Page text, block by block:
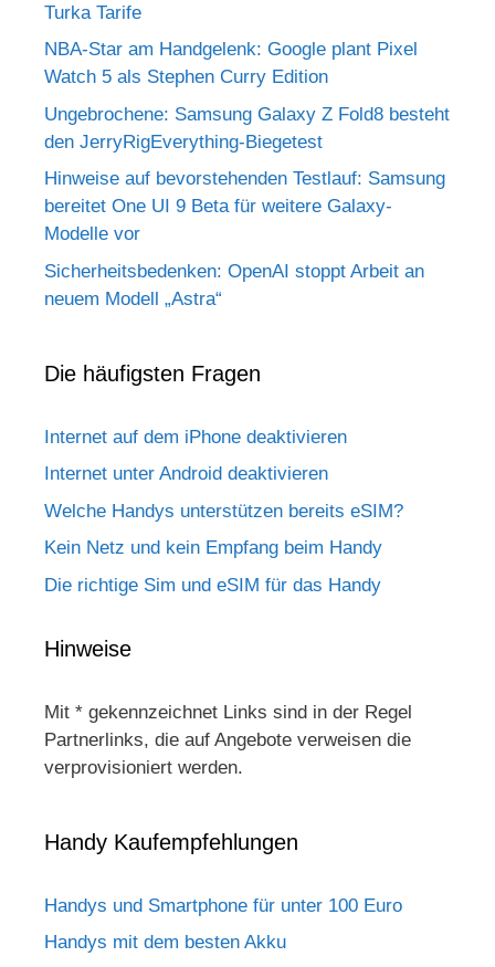
Turka Tarife
NBA-Star am Handgelenk: Google plant Pixel
Watch 5 als Stephen Curry Edition
Ungebrochene: Samsung Galaxy Z Fold8 besteht
den JerryRigEverything-Biegetest
Hinweise auf bevorstehenden Testlauf: Samsung
bereitet One UI 9 Beta für weitere Galaxy-
Modelle vor
Sicherheitsbedenken: OpenAI stoppt Arbeit an
neuem Modell „Astra“
Die häufigsten Fragen
Internet auf dem iPhone deaktivieren
Internet unter Android deaktivieren
Welche Handys unterstützen bereits eSIM?
Kein Netz und kein Empfang beim Handy
Die richtige Sim und eSIM für das Handy
Hinweise
Mit * gekennzeichnet Links sind in der Regel
Partnerlinks, die auf Angebote verweisen die
verprovisioniert werden.
Handy Kaufempfehlungen
Handys und Smartphone für unter 100 Euro
Handys mit dem besten Akku